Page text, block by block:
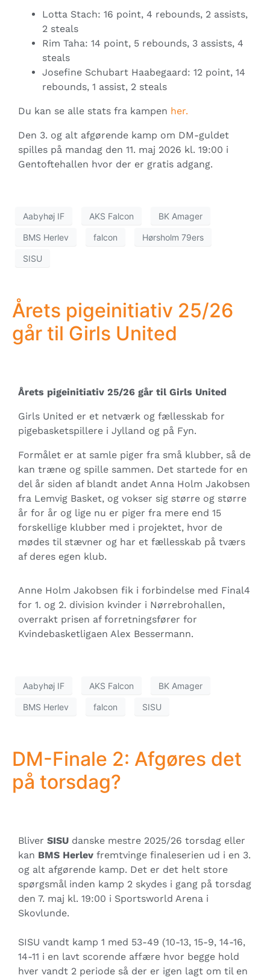
Lotta Stach: 16 point, 4 rebounds, 2 assists,
2 steals
Rim Taha: 14 point, 5 rebounds, 3 assists, 4
steals
Josefine Schubart Haabegaard: 12 point, 14
rebounds, 1 assist, 2 steals
Du kan se alle stats fra kampen her.
Den 3. og alt afgørende kamp om DM-guldet
spilles på mandag den 11. maj 2026 kl. 19:00 i
Gentoftehallen hvor der er gratis adgang.
Aabyhøj IF AKS Falcon BK Amager
BMS Herlev falcon Hørsholm 79ers
SISU
Årets pigeinitiativ 25/26
går til Girls United
Årets pigeinitiativ 25/26 går til Girls United
Girls United er et netværk og fællesskab for
pigebasketspillere i Jylland og på Fyn.
Formålet er at samle piger fra små klubber, så de
kan træne og spille sammen. Det startede for en
del år siden af blandt andet Anna Holm Jakobsen
fra Lemvig Basket, og vokser sig større og større
år for år og lige nu er piger fra mere end 15
forskellige klubber med i projektet, hvor de
mødes til stævner og har et fællesskab på tværs
af deres egen klub.
Anne Holm Jakobsen fik i forbindelse med Final4
for 1. og 2. division kvinder i Nørrebrohallen,
overrakt prisen af forretningsfører for
Kvindebasketligaen Alex Bessermann.
Aabyhøj IF AKS Falcon BK Amager
BMS Herlev falcon SISU
DM-Finale 2: Afgøres det
på torsdag?
Bliver SISU danske mestre 2025/26 torsdag eller
kan BMS Herlev fremtvinge finaleserien ud i en 3.
og alt afgørende kamp. Det er det helt store
spørgsmål inden kamp 2 skydes i gang på torsdag
den 7. maj kl. 19:00 i Sportsworld Arena i
Skovlunde.
SISU vandt kamp 1 med 53-49 (10-13, 15-9, 14-16,
14-11 i en lavt scorende affære hvor begge hold
hver vandt 2 periode så der er igen lagt om til en